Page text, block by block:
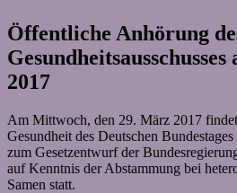
Öffentliche Anhörung
2017
Am Mittwoch, den 29. März 2017
Gesundheit des Deutschen
zum Gesetzentwurf der
auf Kenntnis der Abstammung bei
Samen statt.